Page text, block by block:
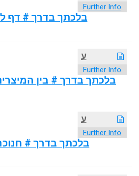
Further Info
בלכתך בדרך # דף
ע
Further Info
בלכתך בדרך # בין
ע
Further Info
בלכתך בדרך #